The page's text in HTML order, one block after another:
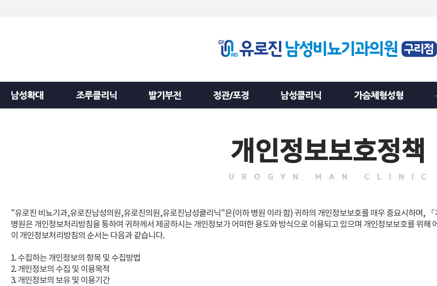
개인정보보호정책
"유로진 비뇨기과,유로진남성의원,유로진의원,유로진남성클리닉"은(이하 병원 이라 함) 귀하의 개인정보보호를 매우 중요시하며,
병원은 개인정보처리방침을 통하여 귀하께서 제공하시는 개인정보가 어떠한 용도와 방식으로 이용되고 있으며 개인정보보호를 위해
이 개인정보처리방침의 순서는 다음과 같습니다.
1. 수집하는 개인정보의 항목 및 수집방법
2. 개인정보의 수집 및 이용목적
3. 개인정보의 보유 및 이용기간